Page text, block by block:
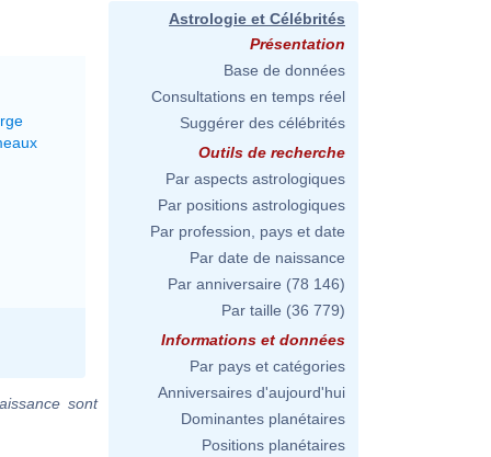
sont
Astrologie et Célébrités
Présentation
Base de données
Consultations en temps réel
Suggérer des célébrités
Outils de recherche
Par aspects astrologiques
Par positions astrologiques
Par profession, pays et date
Par date de naissance
Par anniversaire (78 146)
Par taille (36 779)
Informations et données
Par pays et catégories
Anniversaires d'aujourd'hui
Dominantes planétaires
Positions planétaires